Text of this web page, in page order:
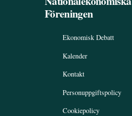
Föreningen
Ekonomisk Debatt
Kalender
Kontakt
Personuppgiftspolicy
Cookiepolicy